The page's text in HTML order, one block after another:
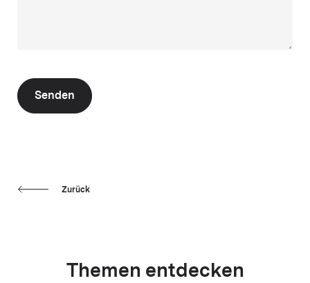
Senden
Zurück
Themen entdecken